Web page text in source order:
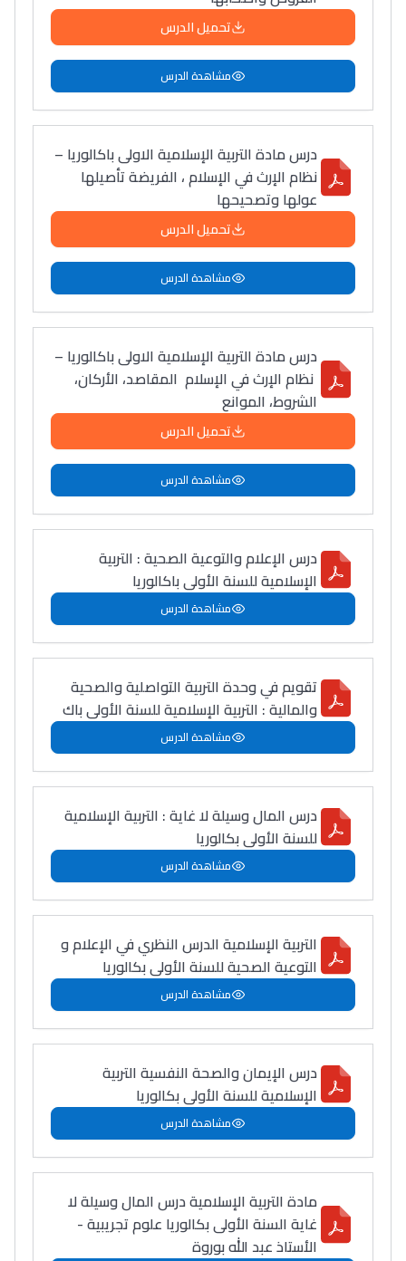
تحميل الدرس
مشاهدة الدرس
درس مادة التربية الإسلامية الاولى باكالوريا –
نظام الإرث في الإسلام ، الفريضة تأصيلها
عولها وتصحيحها
تحميل الدرس
مشاهدة الدرس
درس مادة التربية الإسلامية الاولى باكالوريا –
نظام الإرث في الإسلام المقاصد، الأركان،
الشروط، الموانع
تحميل الدرس
مشاهدة الدرس
درس الإعلام والتوعية الصحية : التربية
الإسلامية للسنة الأولى باكالوريا
مشاهدة الدرس
تقويم في وحدة التربية التواصلية والصحية
والمالية : التربية الإسلامية للسنة الأولى باك
مشاهدة الدرس
درس المال وسيلة لا غاية : التربية الإسلامية
للسنة الأولى بكالوريا
مشاهدة الدرس
التربية الإسلامية الدرس النظري في الإعلام و
التوعية الصحية للسنة الأولى بكالوريا
مشاهدة الدرس
درس الإيمان والصحة النفسية التربية
الإسلامية للسنة الأولى بكالوريا
مشاهدة الدرس
مادة التربية الإسلامية درس المال وسيلة لا
غاية السنة الأولى بكالوريا علوم تجريبية -
الأستاذ عبد الله بوروة